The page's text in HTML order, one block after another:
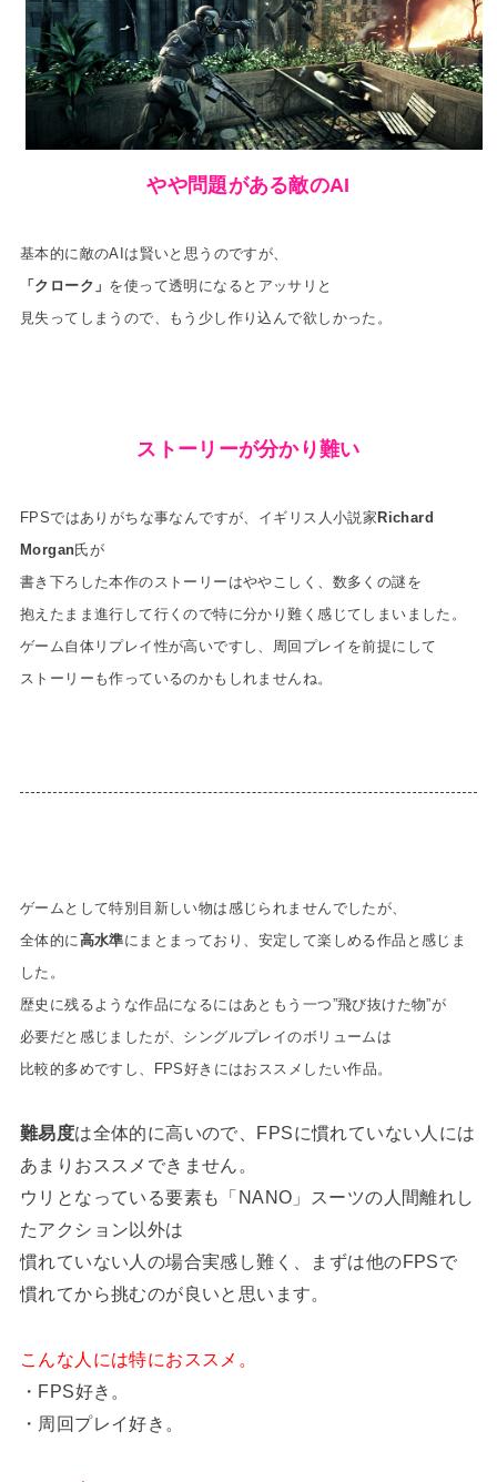
やや問題がある敵のAI
基本的に敵のAIは賢いと思うのですが、
「クローク」 を使って透明になるとアッサリと
見失ってしまうので、もう少し作り込んで欲しかった。
ストーリーが分かり難い
FPSではありがちな事なんですが、イギリス人小説家 Richard
Morgan氏が
書き下ろした本作のストーリーはややこしく、数多くの謎を
抱えたまま進行して行くので特に分かり難く感じてしまいました。
ゲーム自体リプレイ性が高いですし、周回プレイを前提にして
ストーリーも作っているのかもしれませんね。
ゲームとして特別目新しい物は感じられませんでしたが、
全体的に 高水準にまとまっており、安定して楽しめる作品と感じま
した。
歴史に残るような作品になるにはあともう一つ”飛び抜けた物”が
必要だと感じましたが、シングルプレイのボリュームは
比較的多めですし、FPS好きにはおススメしたい作品。
難易度は全体的に高いので、FPSに慣れていない人には
あまりおススメできません。
ウリとなっている要素も「NANO」スーツの人間離れし
たアクション以外は
慣れていない人の場合実感し難く、まずは他のFPSで
慣れてから挑むのが良いと思います。
こんな人には特におススメ。
・FPS好き。
・周回プレイ好き。